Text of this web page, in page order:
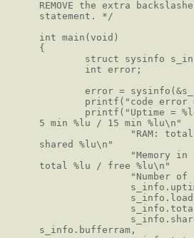
REMOVE the extra
statement. */
int main(void)
{
5 min %lu / 15 min %lu\n"
shared %lu\n"
total %lu / free %lu\n"
s_info.bufferram,